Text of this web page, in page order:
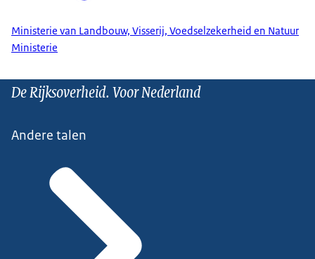
Ministerie van Landbouw, Visserij, Voedselzekerheid en Natuur
Ministerie
De Rijksoverheid. Voor Nederland
Andere talen